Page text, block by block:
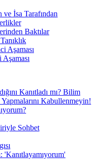
İsa Tarafından
Baktılar
Aşaması
Kanıtladı mı? Bilim
Kabullenmeyin!
Sohbet